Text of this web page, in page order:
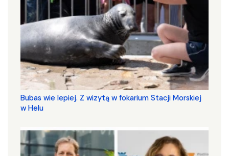
Bubas wie lepiej. Z wizytą w fokarium Stacji Morskiej
w Helu